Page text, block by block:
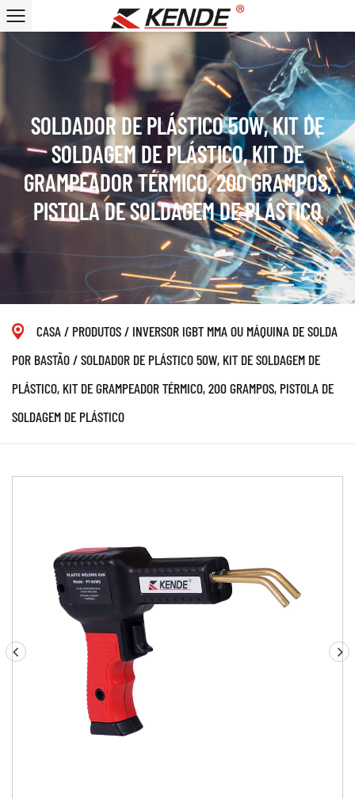
SOLDADOR DE PLÁSTICO 50W, KIT DE
SOLDAGEM DE PLÁSTICO, KIT DE
GRAMPEADOR TÉRMICO, 200 GRAMPOS,
PISTOLA DE SOLDAGEM DE PLÁSTICO
CASA/ PRODUTOS/ INVERSOR IGBT MMA OU MÁQUINA DE SOLDA
POR BASTÃO/SOLDADOR DE PLÁSTICO 50W, KIT DE SOLDAGEM DE
PLÁSTICO, KIT DE GRAMPEADOR TÉRMICO, 200 GRAMPOS, PISTOLA DE
SOLDAGEM DE PLÁSTICO